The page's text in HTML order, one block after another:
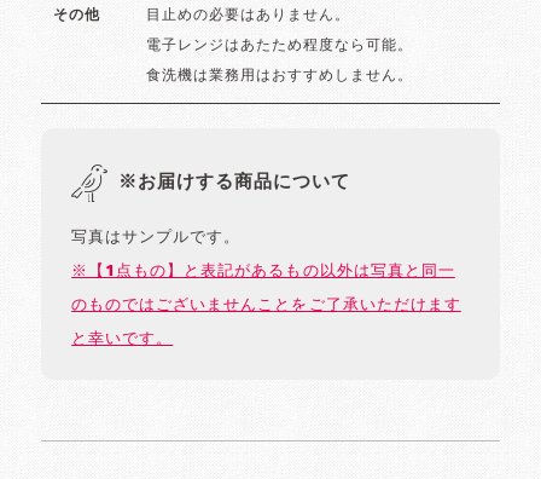
その他 目止めの必要はありません。
電子レンジはあたため程度なら可能。
食洗機は業務用はおすすめしません。
※お届けする商品について
写真はサンプルです。
※【1点もの】と表記があるもの以外は写真と同一
のものではございませんことをご了承いただけます
と幸いです。